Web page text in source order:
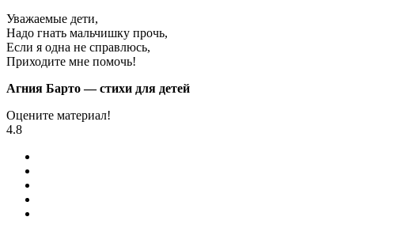
Уважаемые дети,
Надо гнать мальчишку прочь,
Если я одна не справлюсь,
Приходите мне помочь!
Агния Барто — стихи для детей
Оцените материал!
4.8